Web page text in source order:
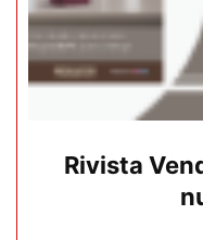
Rivista